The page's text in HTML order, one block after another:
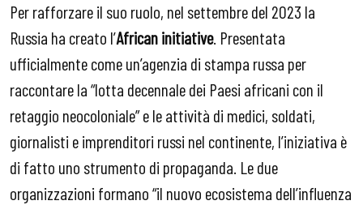
Per rafforzare il suo ruolo, nel settembre del 2023 la
Russia ha creato l’African initiative. Presentata
ufficialmente come un’agenzia di stampa russa per
raccontare la “lotta decennale dei Paesi africani con il
retaggio neocoloniale” e le attività di medici, soldati,
giornalisti e imprenditori russi nel continente, l’iniziativa è
di fatto uno strumento di propaganda. Le due
organizzazioni formano “il nuovo ecosistema dell’influenza